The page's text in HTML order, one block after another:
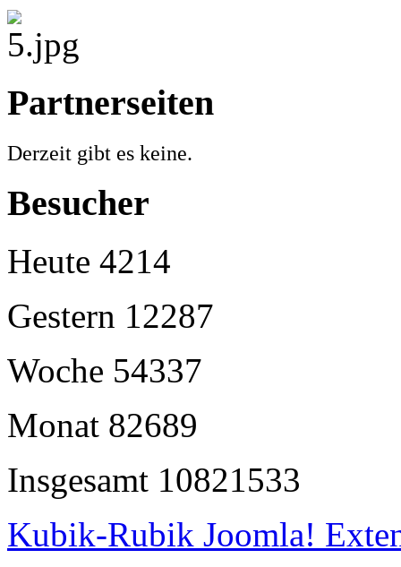
Partnerseiten
Derzeit gibt es keine.
Besucher
Heute 4214
Gestern 12287
Woche 54337
Monat 82689
Insgesamt 10821533
Kubik-Rubik Joomla!